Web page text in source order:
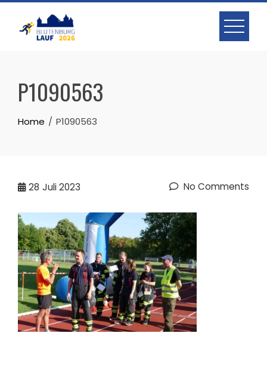
Skip
content
P1090563
Home P1090563
28 Juli 2023 No Comments